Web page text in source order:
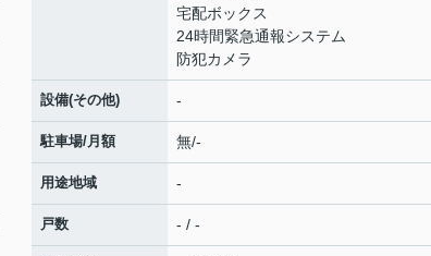
宅配ボックス
24時間緊急通報システム
防犯カメラ
設備(その他) -
駐車場/月額 無/-
用途地域 -
戸数 - / -